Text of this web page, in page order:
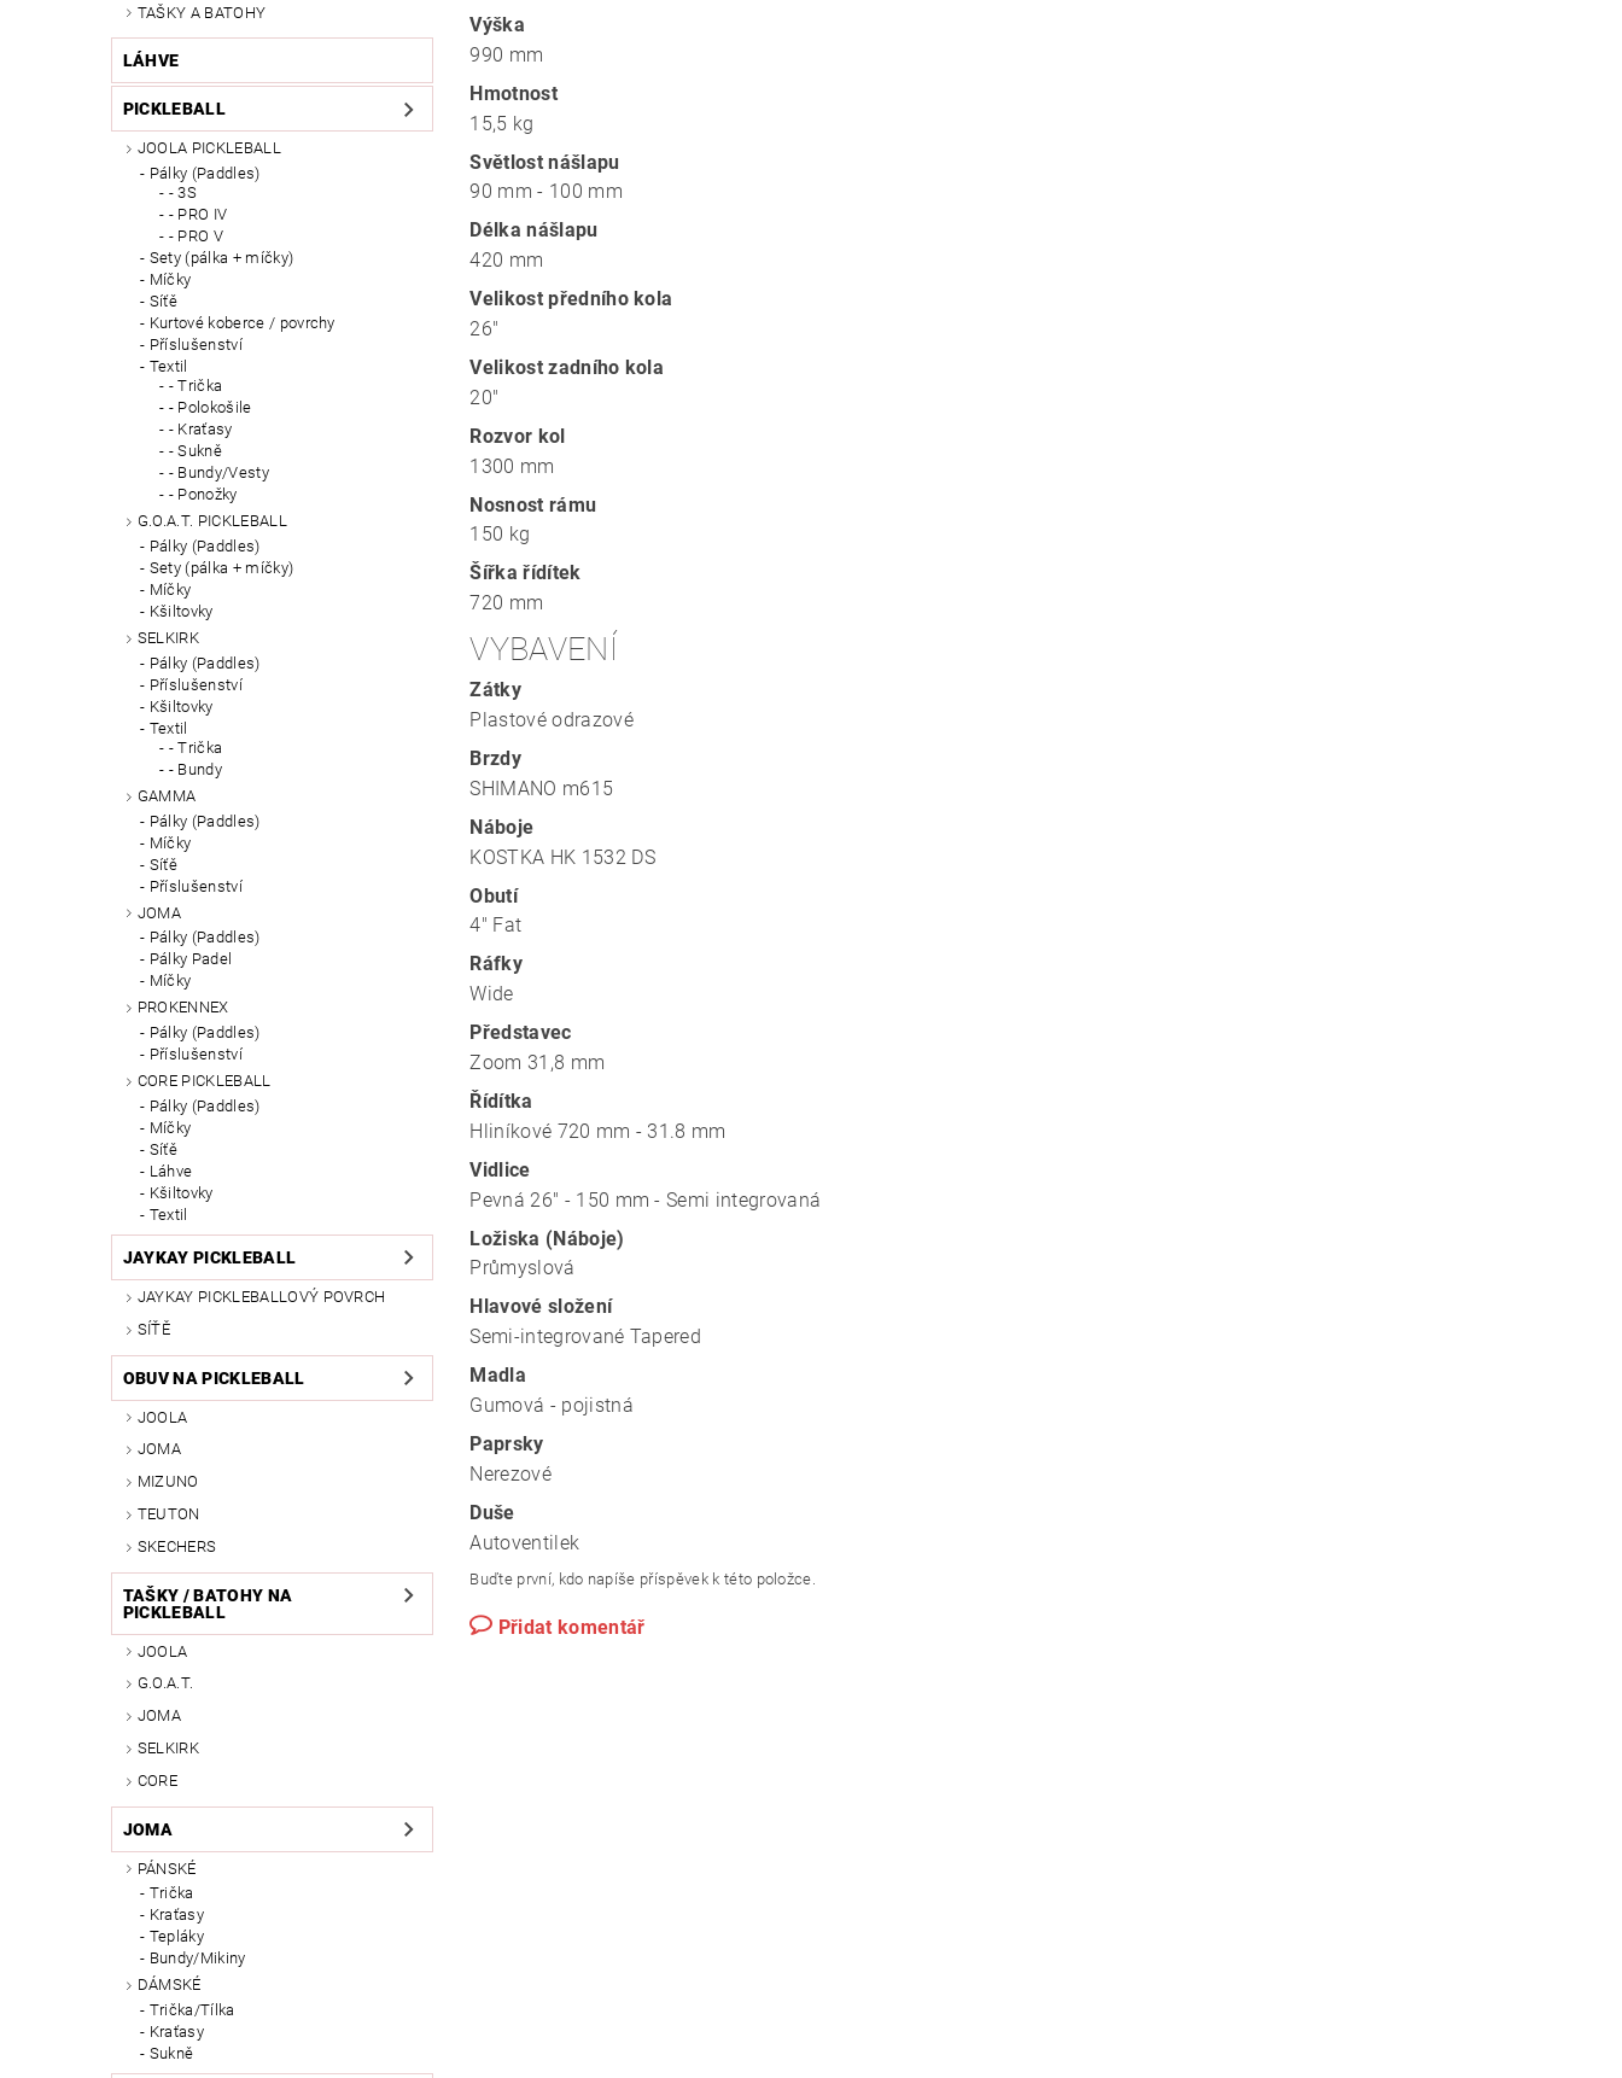
TAŠKY A BATOHY
LÁHVE
PICKLEBALL
JOOLA PICKLEBALL
Pálky (Paddles)
- 3S
- PRO IV
- PRO V
Sety (pálka + míčky)
Míčky
Síťě
Kurtové koberce / povrchy
Příslušenství
Textil
- Trička
- Polokošile
- Kraťasy
- Sukně
- Bundy/Vesty
- Ponožky
G.O.A.T. PICKLEBALL
Pálky (Paddles)
Sety (pálka + míčky)
Míčky
Kšiltovky
SELKIRK
Pálky (Paddles)
Příslušenství
Kšiltovky
Textil
- Trička
- Bundy
GAMMA
Pálky (Paddles)
Míčky
Síťě
Příslušenství
JOMA
Pálky (Paddles)
Pálky Padel
Míčky
PROKENNEX
Pálky (Paddles)
Příslušenství
CORE PICKLEBALL
Pálky (Paddles)
Míčky
Síťě
Láhve
Kšiltovky
Textil
JAYKAY PICKLEBALL
JAYKAY PICKLEBALLOVÝ POVRCH
SÍŤĚ
OBUV NA PICKLEBALL
JOOLA
JOMA
MIZUNO
TEUTON
SKECHERS
TAŠKY / BATOHY NA
PICKLEBALL
JOOLA
G.O.A.T.
JOMA
SELKIRK
CORE
JOMA
PÁNSKÉ
Trička
Kraťasy
Tepláky
Bundy/Mikiny
DÁMSKÉ
Trička/Tílka
Kraťasy
Sukně
Výška
990 mm
Hmotnost
15,5 kg
Světlost nášlapu
90 mm - 100 mm
Délka nášlapu
420 mm
Velikost předního kola
26"
Velikost zadního kola
20"
Rozvor kol
1300 mm
Nosnost rámu
150 kg
Šířka řídítek
720 mm
VYBAVENÍ
Zátky
Plastové odrazové
Brzdy
SHIMANO m615
Náboje
KOSTKA HK 1532 DS
Obutí
4" Fat
Ráfky
Wide
Představec
Zoom 31,8 mm
Řídítka
Hliníkové 720 mm - 31.8 mm
Vidlice
Pevná 26" - 150 mm - Semi integrovaná
Ložiska (Náboje)
Průmyslová
Hlavové složení
Semi-integrované Tapered
Madla
Gumová - pojistná
Paprsky
Nerezové
Duše
Autoventilek
Buďte první, kdo napíše příspěvek k této položce.
Přidat komentář